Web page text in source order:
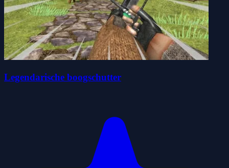
Legendarische boogschutter